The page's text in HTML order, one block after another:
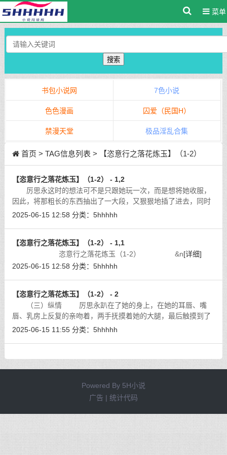
菜单
搜索
书包小说网 7色小说
色色漫画 囚爱（民国H）
禁漫天堂 极品淫乱合集
首页 > TAG信息列表 > 【恣意行之落花炼玉】（1-2）
【恣意行之落花炼玉】（1-2） - 1,2
厉思永这时的想法可不是只跟她玩一次，而是想将她收服，
因此，将那粗长的东西抽出了一大段，又狠狠地插了进去，同时
在那花心上旋动一下。[详细]
2025-06-15 12:58 分类： 5hhhhh
【恣意行之落花炼玉】（1-2） - 1,1
恣意行之落花炼玉（1-2） &n[详细]
2025-06-15 12:58 分类： 5hhhhh
【恣意行之落花炼玉】（1-2） - 2
（三）纵情 厉思永趴在了她的身上，在她的耳唇、嘴
唇、乳房上反复的亲吻着，两手抚摸着她的大腿，最后触摸到了
她的秘处。她已有了强烈的反应，液汁已滑晕了她的阴唇。
2025-06-15 11:55 分类： 5hhhhh
Powered By 5H小说
广告 | 统计代码